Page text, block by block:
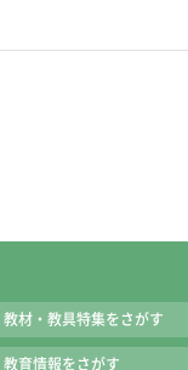
教材・教具特集をさがす
教育情報をさがす